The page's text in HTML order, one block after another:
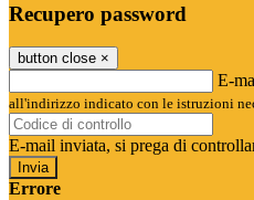
Recupero password
button close ×
E-
all'indirizzo indicato con le istruzioni
E-mail inviata, si prega di
Errore